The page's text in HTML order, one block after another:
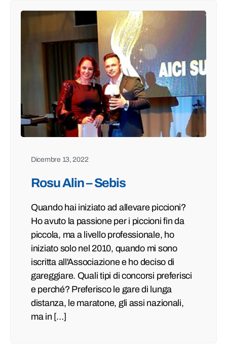
Dicembre 13, 2022
Rosu Alin – Sebis
Quando hai iniziato ad allevare piccioni?
Ho avuto la passione per i piccioni fin da
piccola, ma a livello professionale, ho
iniziato solo nel 2010, quando mi sono
iscritta all'Associazione e ho deciso di
gareggiare. Quali tipi di concorsi preferisci
e perché? Preferisco le gare di lunga
distanza, le maratone, gli assi nazionali,
ma in […]